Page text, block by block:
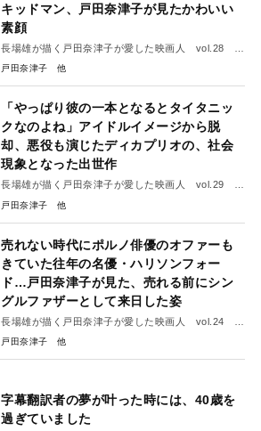
キッドマン、戸田奈津子が見たかわいい
素顔
長場雄が描く戸田奈津子が愛した映画人 vol.28 ニ
コール・キッドマン
戸田奈津子
「やっぱり彼の一本となるとタイタニッ
クなのよね」アイドルイメージから脱
却、悪役も演じたディカプリオの、社会
現象となった出世作
長場雄が描く戸田奈津子が愛した映画人 vol.29 レ
オナルド・ディカプリオ
戸田奈津子
売れない時代にポルノ俳優のオファーも
きていた往年の名優・ハリソンフォー
ド…戸田奈津子が見た、売れる前にシン
グルファザーとして来日した姿
長場雄が描く戸田奈津子が愛した映画人 vol.24 ハ
リソン・フォード
戸田奈津子
字幕翻訳者の夢が叶った時には、40歳を
過ぎていました